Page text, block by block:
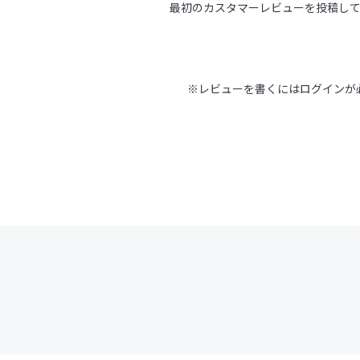
最初のカスタマーレビューを投稿し
※レビューを書くにはログインが